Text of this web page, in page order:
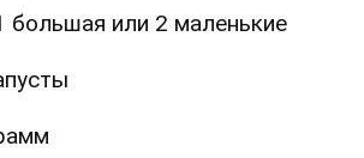
большая или 2 маленькие